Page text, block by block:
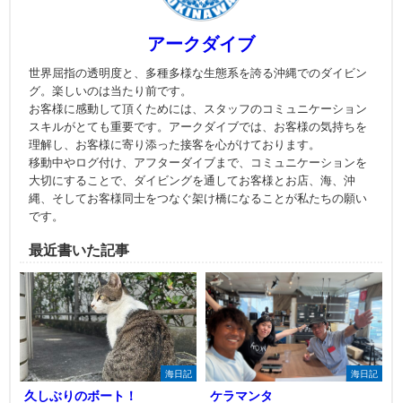
アークダイブ
世界屈指の透明度と、多種多様な生態系を誇る沖縄でのダイビン
グ。楽しいのは当たり前です。
お客様に感動して頂くためには、スタッフのコミュニケーション
スキルがとても重要です。アークダイブでは、お客様の気持ちを
理解し、お客様に寄り添った接客を心がけております。
移動中やログ付け、アフターダイブまで、コミュニケーションを
大切にすることで、ダイビングを通してお客様とお店、海、沖
縄、そしてお客様同士をつなぐ架け橋になることが私たちの願い
です。
最近書いた記事
海日記
久しぶりのボート！
海日記
ケラマンタ